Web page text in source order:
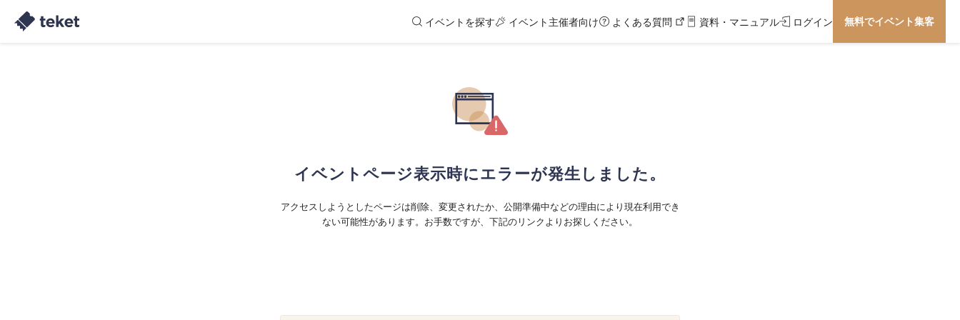
イベントを探す イベント主催者向け よくある質問 資料・マニュアル ログイン 無料でイベント集客
イベントページ表示時にエラーが発生しました。
アクセスしようとしたページは削除、変更されたか、公開準備中などの理由により現在利用でき
ない可能性があります。お手数ですが、下記のリンクよりお探しください。